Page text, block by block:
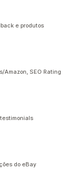
e produtos
Amazon, SEO Rating
do eBay